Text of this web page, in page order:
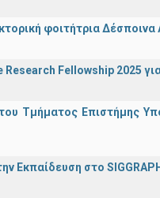
φοιτήτρια
Research Fellowship 2025
Τμήματος Επιστήμης
Εκπαίδευση στο